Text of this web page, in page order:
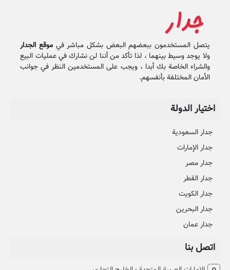
يتصل المستخدمون ببعضهم البعض بشكل مباشر في موقع الجدار
ولا يوجد وسيط بينهما ، لذا تأكد من أننا لن نشارك في عمليات البيع
والشراء الخاصة بك أبدا ، ويجب على المستخدمين النظر في جوانب
الأمان المختلفة بأنفسهم.
اختيار الدولة
جدار السعودية
جدار الإمارات
جدار مصر
جدار القطر
جدار الكويت
جدار البحرين
جدار عمان
اتصل بنا